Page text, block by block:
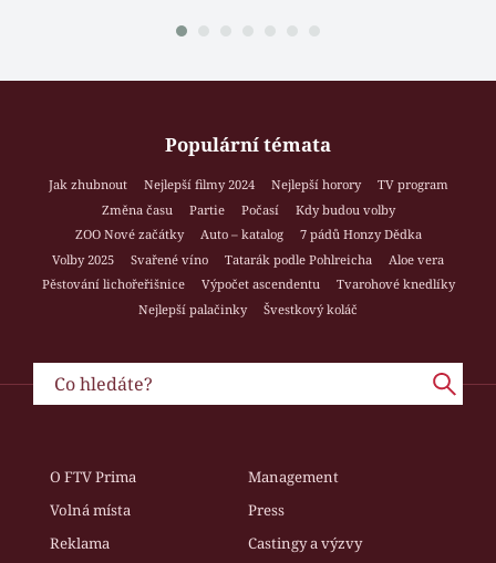
Populární témata
Jak zhubnout Nejlepší filmy 2024 Nejlepší horory
TV program
Změna času
Partie Počasí
Kdy budou volby
ZOO Nové začátky
Auto – katalog
7 pádů Honzy Dědka
Volby 2025
Svařené víno Tatarák podle Pohlreicha
Aloe vera
Pěstování lichořeřišnice
Výpočet ascendentu
Tvarohové knedlíky
Nejlepší palačinky
Švestkový koláč
O FTV Prima
Management
Volná místa
Press
Reklama
Castingy a výzvy